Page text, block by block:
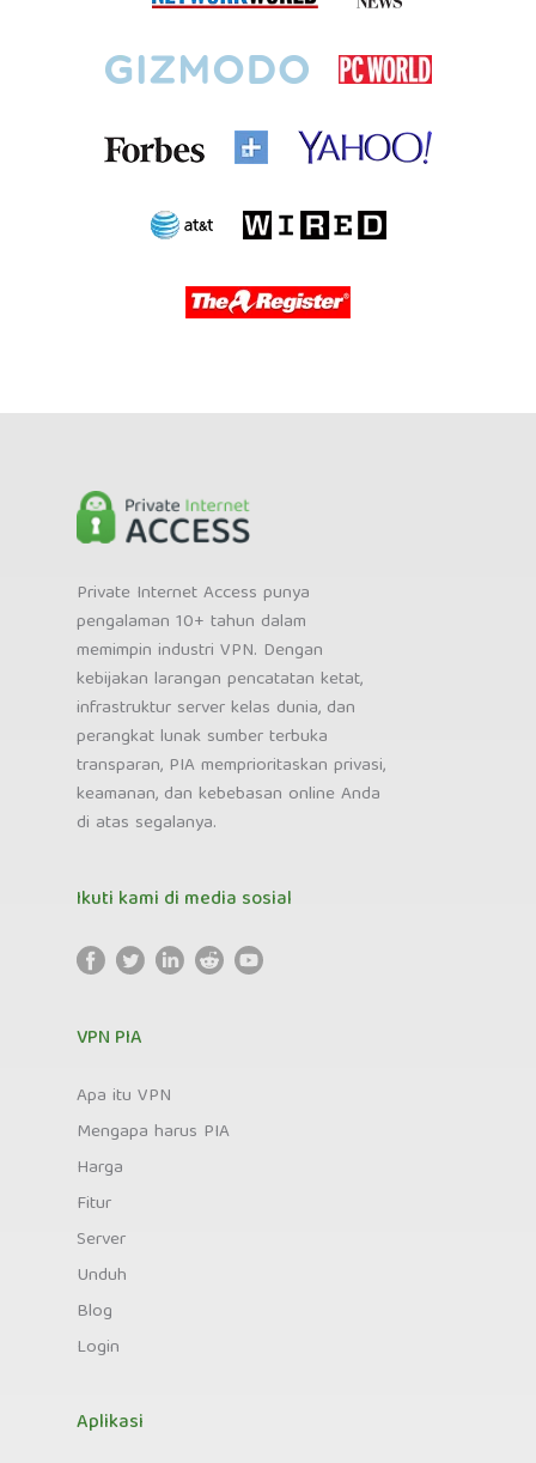
Private Internet Access punya
pengalaman 10+ tahun dalam
memimpin industri VPN. Dengan
kebijakan larangan pencatatan ketat,
infrastruktur server kelas dunia, dan
perangkat lunak sumber terbuka
transparan, PIA memprioritaskan privasi,
keamanan, dan kebebasan online Anda
di atas segalanya.
Ikuti kami di media sosial
VPN PIA
Apa itu VPN
Mengapa harus PIA
Harga
Fitur
Server
Unduh
Blog
Login
Aplikasi